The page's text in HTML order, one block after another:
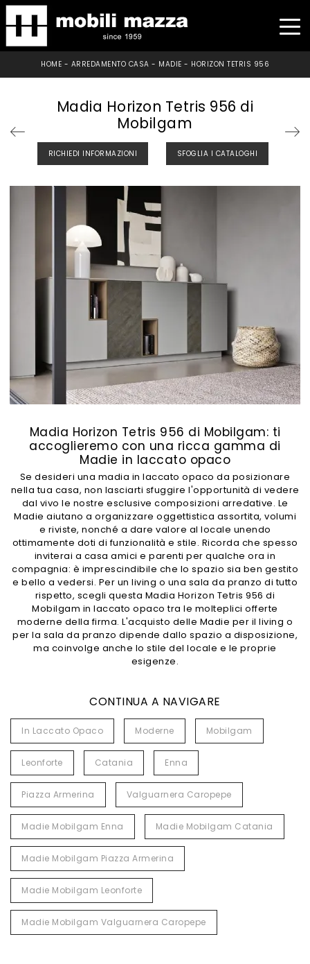
HOME - ARREDAMENTO CASA - MADIE - HORIZON TETRIS 956
Madia Horizon Tetris 956 di
Mobilgam
RICHIEDI INFORMAZIONI SFOGLIA I CATALOGHI
Madia Horizon Tetris 956 di Mobilgam: ti
accoglieremo con una ricca gamma di
Madie in laccato opaco
Se desideri una madia in laccato opaco da posizionare
nella tua casa, non lasciarti sfuggire l'opportunità di vedere
dal vivo le nostre esclusive composizioni arredative. Le
Madie aiutano a organizzare oggettistica assortita, volumi
e riviste, nonché a dare valore al locale unendo
ottimamente doti di funzionalità e stile. Ricorda che spesso
inviterai a casa amici e parenti per qualche ora in
compagnia: è imprescindibile che lo spazio sia ben gestito
e bello a vedersi. Per un living o una sala da pranzo di tutto
rispetto, scegli questa Madia Horizon Tetris 956 di
Mobilgam in laccato opaco tra le molteplici offerte
moderne della firma. L'acquisto delle Madie per il living o
per la sala da pranzo dipende dallo spazio a disposizione,
ma coinvolge anche lo stile del locale e le proprie
esigenze.
CONTINUA A NAVIGARE
In Laccato Opaco Moderne Mobilgam
Leonforte Catania Enna
Piazza Armerina Valguarnera Caropepe
Madie Mobilgam Enna Madie Mobilgam Catania
Madie Mobilgam Piazza Armerina
Madie Mobilgam Leonforte
Madie Mobilgam Valguarnera Caropepe